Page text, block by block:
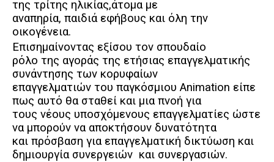
της τρίτης ηλικίας,άτομα με
αναπηρία, παιδιά εφήβους και όλη την
οικογένεια.
Επισημαίνοντας εξίσου τον σπουδαίο
ρόλο της αγοράς της ετήσιας επαγγελματικής
συνάντησης των κορυφαίων
επαγγελματιών του παγκόσμιου Animation είπε
πως αυτό θα σταθεί και μια πνοή για
τους νέους υποσχόμενους επαγγελματίες ώστε
να μπορούν να αποκτήσουν δυνατότητα
και πρόσβαση για επαγγελματική δικτύωση και
δημιουργία συνεργειών και συνεργασιών.